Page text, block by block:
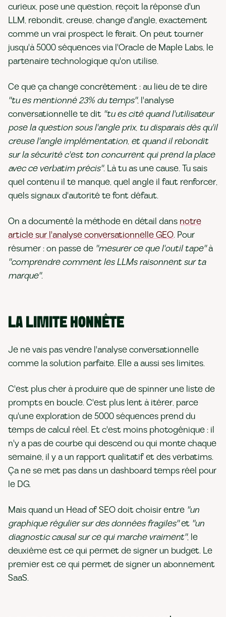
curieux, pose une question, reçoit la réponse d'un
LLM, rebondit, creuse, change d'angle, exactement
comme un vrai prospect le ferait. On peut tourner
jusqu'à 5000 séquences via l'Oracle de Maple Labs, le
partenaire technologique qu'on utilise.
Ce que ça change concrètement : au lieu de te dire
"tu es mentionné 23% du temps", l'analyse
conversationnelle te dit "tu es cité quand l'utilisateur
pose la question sous l'angle prix, tu disparais dès qu'il
creuse l'angle implémentation, et quand il rebondit
sur la sécurité c'est ton concurrent qui prend la place
avec ce verbatim précis". Là tu as une cause. Tu sais
quel contenu il te manque, quel angle il faut renforcer,
quels signaux d'autorité te font défaut.
On a documenté la méthode en détail dansnotre
article sur l'analyse conversationnelle GEO. Pour
résumer : on passe de "mesurer ce que l'outil tape"à
"comprendre comment les LLMs raisonnent sur ta
marque".
LA LIMITE HONNÊTE
Je ne vais pas vendre l'analyse conversationnelle
comme la solution parfaite. Elle a aussi ses limites.
C'est plus cher à produire que de spinner une liste de
prompts en boucle. C'est plus lent à itérer, parce
qu'une exploration de 5000 séquences prend du
temps de calcul réel. Et c'est moins photogénique : il
n'y a pas de courbe qui descend ou qui monte chaque
semaine, il y a un rapport qualitatif et des verbatims.
Ça ne se met pas dans un dashboard temps réel pour
le DG.
Mais quand un Head of SEO doit choisir entre "un
graphique régulier sur des données fragiles"et "un
diagnostic causal sur ce qui marche vraiment", le
deuxième est ce qui permet de signer un budget. Le
premier est ce qui permet de signer un abonnement
SaaS.